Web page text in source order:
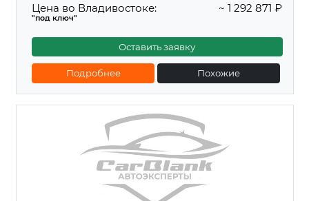
Цена во Владивостоке:
"под ключ"
~ 1 292 871 ₽
Оставить заявку
Подробнее Похожие